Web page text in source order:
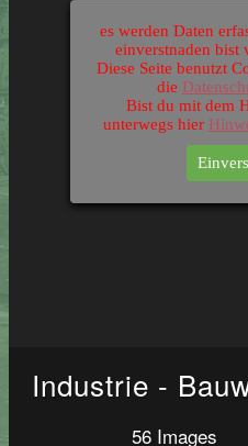
Industrie -
56 Images
es werden Daten
einverstnaden bist
Diese Seite benutzt
die
Bist du mit dem
unterwegs hier